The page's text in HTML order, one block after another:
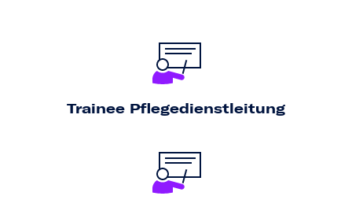
Trainee Pflegedienstleitung